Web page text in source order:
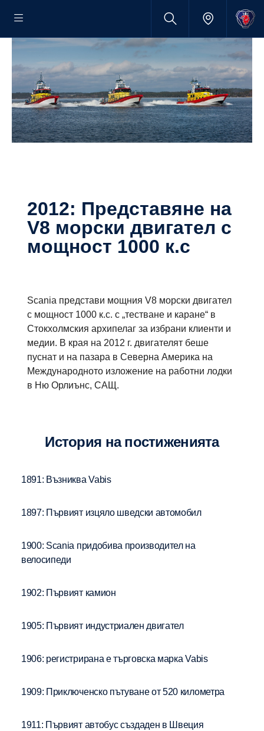
2012: Представяне на
V8 морски двигател с
мощност 1000 к.с
Scania представи мощния V8 морски двигател
с мощност 1000 к.с. с „тестване и каране“ в
Стокхолмския архипелаг за избрани клиенти и
медии. В края на 2012 г. двигателят беше
пуснат и на пазара в Северна Америка на
Международното изложение на работни лодки
в Ню Орлиънс, САЩ.
История на постиженията
1891: Възниква Vabis
1897: Първият изцяло шведски автомобил
1900: Scania придобива производител на
велосипеди
1902: Първият камион
1905: Първият индустриален двигател
1906: регистрирана е търговска марка Vabis
1909: Приключенско пътуване от 520 километра
1911: Първият автобус създаден в Швеция